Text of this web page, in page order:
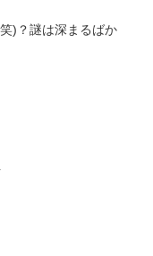
)？謎は深まるばか